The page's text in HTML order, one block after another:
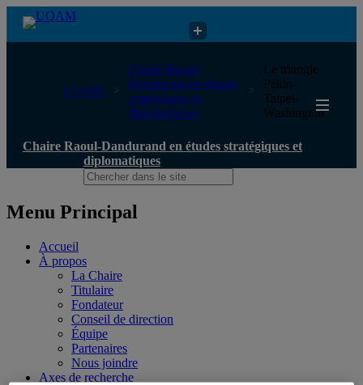
Chaire Raoul-Dandurand en études stratégiques et diplomatiques
UQAM
Chaire Raoul-
Dandurand en études
stratégiques et
diplomatiques
Le triangle
Pékin‐
Taipei‐
Washington
Chaire Raoul-Dandurand en études stratégiques et
diplomatiques
Menu Principal
Accueil
À propos
La Chaire
Titulaire
Fondateur
Conseil de direction
Équipe
Partenaires
Nous joindre
Axes de recherche